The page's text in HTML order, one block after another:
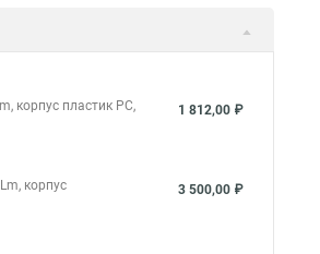
корпус пластик PC,
1 812,00 ₽
корпус
3 500,00 ₽